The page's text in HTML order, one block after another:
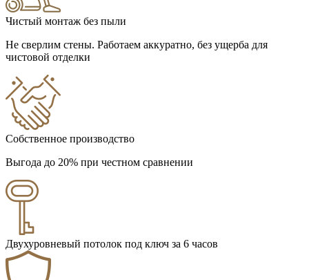
Чистый монтаж без пыли
Не сверлим стены. Работаем аккуратно, без ущерба для
чистовой отделки
Собственное производство
Выгода до 20% при честном сравнении
Двухуровневый потолок под ключ за 6 часов